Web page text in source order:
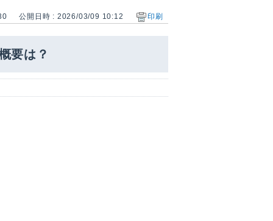
公開日時 : 2026/03/09 10:12 印刷
要は？